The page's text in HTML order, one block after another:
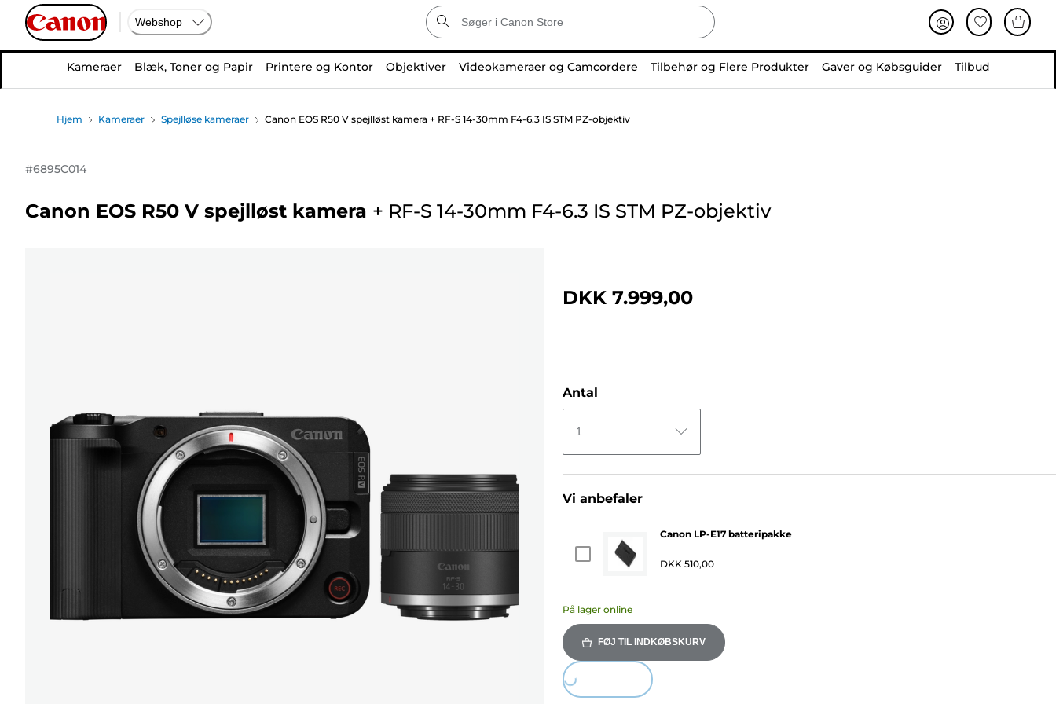
Webshop
Kameraer Blæk, Toner og Papir Printere og Kontor Objektiver Videokameraer og Camcordere Tilbehør og Flere Produkter Gaver og Købsguider Tilbud
Hjem Kameraer Spejlløse kameraer Canon EOS R50 V spejlløst kamera + RF-S 14-30mm F4-6.3 IS STM PZ-objektiv
#6895C014
Canon EOS R50 V spejlløst kamera + RF-S 14-30mm F4-6.3 IS STM PZ-objektiv
DKK 7.999,00
Antal
1
Vi anbefaler
Canon LP-E17 batteripakke
DKK 510,00
På lager online
FØJ TIL INDKØBSKURV
Loading...